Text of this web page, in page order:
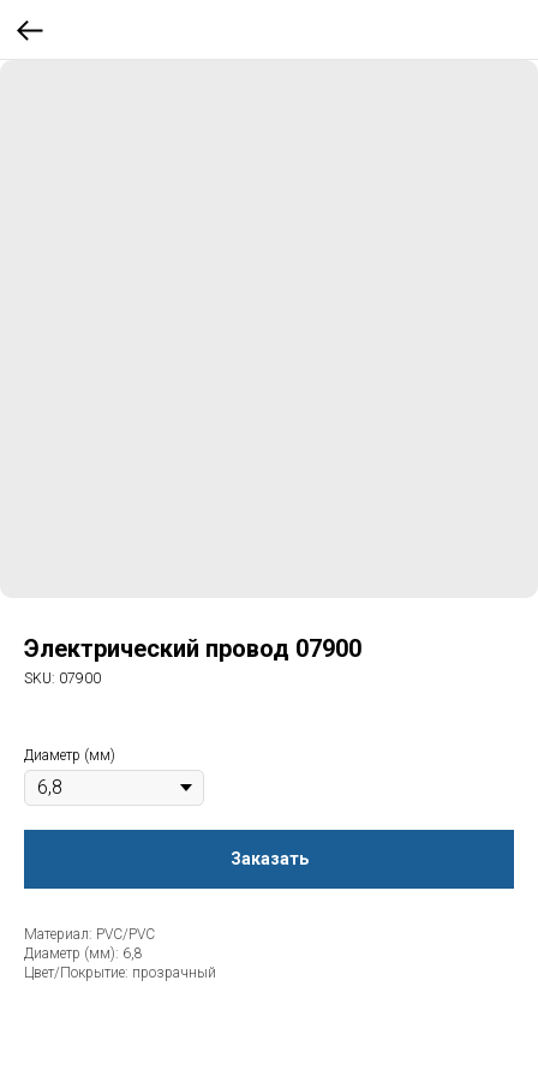
Электрический провод 07900
SKU: 07900
Диаметр (мм)
Заказать
Материал: PVC/PVC
Диаметр (мм): 6,8
Цвет/Покрытие: прозрачный